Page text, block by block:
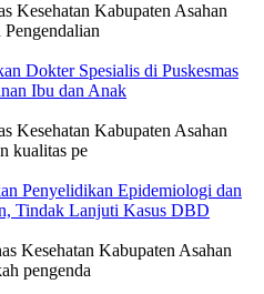
Kesehatan Kabupaten Asahan
Dokter Spesialis di Puskesmas
Ibu dan Anak
Kesehatan Kabupaten Asahan
kualitas pe
Penyelidikan Epidemiologi dan
Tindak Lanjuti Kasus DBD
Kesehatan Kabupaten Asahan
pengenda